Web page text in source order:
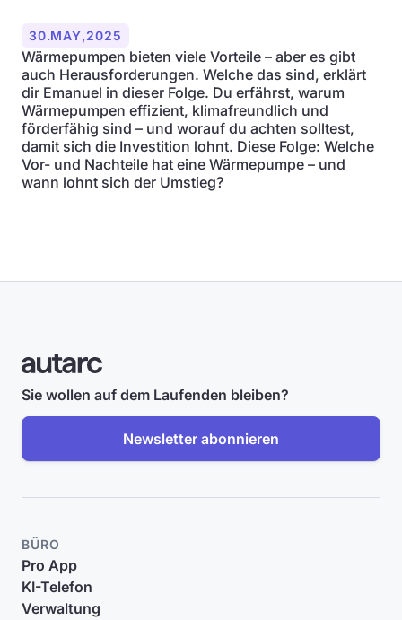
30.MAY,2025
Wärmepumpen bieten viele Vorteile – aber es gibt
auch Herausforderungen. Welche das sind, erklärt
dir Emanuel in dieser Folge. Du erfährst, warum
Wärmepumpen effizient, klimafreundlich und
förderfähig sind – und worauf du achten solltest,
damit sich die Investition lohnt. Diese Folge: Welche
Vor- und Nachteile hat eine Wärmepumpe – und
wann lohnt sich der Umstieg?
Sie wollen auf dem Laufenden bleiben?
Newsletter abonnieren
BÜRO
Pro App
KI-Telefon
Verwaltung